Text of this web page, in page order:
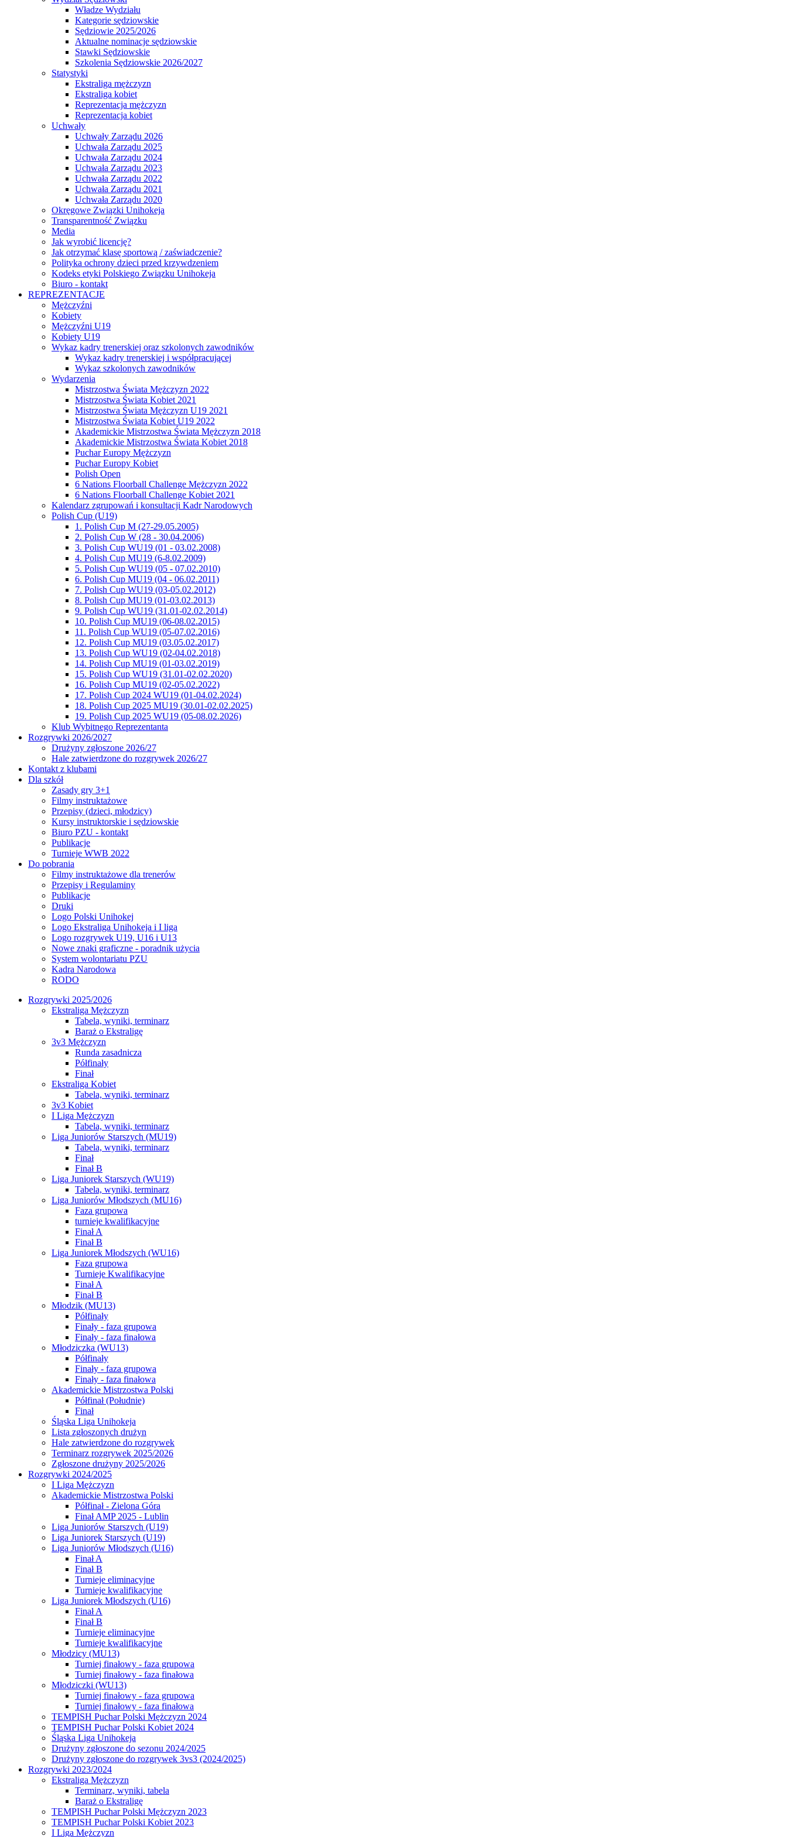
Władze Wydziału
Kategorie sędziowskie
Sędziowie 2025/2026
Aktualne nominacje sędziowskie
Stawki Sędziowskie
Szkolenia Sędziowskie 2026/2027
Statystyki
Ekstraliga mężczyzn
Ekstraliga kobiet
Reprezentacja mężczyzn
Reprezentacja kobiet
Uchwały
Uchwały Zarządu 2026
Uchwała Zarządu 2025
Uchwała Zarządu 2024
Uchwała Zarządu 2023
Uchwała Zarządu 2022
Uchwała Zarządu 2021
Uchwała Zarządu 2020
Okręgowe Związki Unihokeja
Transparentność Związku
Media
Jak wyrobić licencję?
Jak otrzymać klasę sportową / zaświadczenie?
Polityka ochrony dzieci przed krzywdzeniem
Kodeks etyki Polskiego Związku Unihokeja
Biuro - kontakt
REPREZENTACJE
Mężczyźni
Kobiety
Mężczyźni U19
Kobiety U19
Wykaz kadry trenerskiej oraz szkolonych zawodników
Wykaz kadry trenerskiej i współpracującej
Wykaz szkolonych zawodników
Wydarzenia
Mistrzostwa Świata Mężczyzn 2022
Mistrzostwa Świata Kobiet 2021
Mistrzostwa Świata Mężczyzn U19 2021
Mistrzostwa Świata Kobiet U19 2022
Akademickie Mistrzostwa Świata Mężczyzn 2018
Akademickie Mistrzostwa Świata Kobiet 2018
Puchar Europy Mężczyzn
Puchar Europy Kobiet
Polish Open
6 Nations Floorball Challenge Mężczyzn 2022
6 Nations Floorball Challenge Kobiet 2021
Kalendarz zgrupowań i konsultacji Kadr Narodowych
Polish Cup (U19)
1. Polish Cup M (27-29.05.2005)
2. Polish Cup W (28 - 30.04.2006)
3. Polish Cup WU19 (01 - 03.02.2008)
4. Polish Cup MU19 (6-8.02.2009)
5. Polish Cup WU19 (05 - 07.02.2010)
6. Polish Cup MU19 (04 - 06.02.2011)
7. Polish Cup WU19 (03-05.02.2012)
8. Polish Cup MU19 (01-03.02.2013)
9. Polish Cup WU19 (31.01-02.02.2014)
10. Polish Cup MU19 (06-08.02.2015)
11. Polish Cup WU19 (05-07.02.2016)
12. Polish Cup MU19 (03.05.02.2017)
13. Polish Cup WU19 (02-04.02.2018)
14. Polish Cup MU19 (01-03.02.2019)
15. Polish Cup WU19 (31.01-02.02.2020)
16. Polish Cup MU19 (02-05.02.2022)
17. Polish Cup 2024 WU19 (01-04.02.2024)
18. Polish Cup 2025 MU19 (30.01-02.02.2025)
19. Polish Cup 2025 WU19 (05-08.02.2026)
Klub Wybitnego Reprezentanta
Rozgrywki 2026/2027
Drużyny zgłoszone 2026/27
Hale zatwierdzone do rozgrywek 2026/27
Kontakt z klubami
Dla szkół
Zasady gry 3+1
Filmy instruktażowe
Przepisy (dzieci, młodzicy)
Kursy instruktorskie i sędziowskie
Biuro PZU - kontakt
Publikacje
Turnieje WWB 2022
Do pobrania
Filmy instruktażowe dla trenerów
Przepisy i Regulaminy
Publikacje
Druki
Logo Polski Unihokej
Logo Ekstraliga Unihokeja i I liga
Logo rozgrywek U19, U16 i U13
Nowe znaki graficzne - poradnik użycia
System wolontariatu PZU
Kadra Narodowa
RODO
Rozgrywki 2025/2026
Ekstraliga Mężczyzn
Tabela, wyniki, terminarz
Baraż o Ekstraligę
3v3 Mężczyzn
Runda zasadnicza
Półfinały
Finał
Ekstraliga Kobiet
Tabela, wyniki, terminarz
3v3 Kobiet
I Liga Mężczyzn
Tabela, wyniki, terminarz
Liga Juniorów Starszych (MU19)
Tabela, wyniki, terminarz
Finał
Finał B
Liga Juniorek Starszych (WU19)
Tabela, wyniki, terminarz
Liga Juniorów Młodszych (MU16)
Faza grupowa
turnieje kwalifikacyjne
Finał A
Finał B
Liga Juniorek Młodszych (WU16)
Faza grupowa
Turnieje Kwalifikacyjne
Finał A
Finał B
Młodzik (MU13)
Półfinały
Finały - faza grupowa
Finały - faza finałowa
Młodziczka (WU13)
Półfinały
Finały - faza grupowa
Finały - faza finałowa
Akademickie Mistrzostwa Polski
Półfinał (Południe)
Finał
Śląska Liga Unihokeja
Lista zgłoszonych drużyn
Hale zatwierdzone do rozgrywek
Terminarz rozgrywek 2025/2026
Zgłoszone drużyny 2025/2026
Rozgrywki 2024/2025
I Liga Mężczyzn
Akademickie Mistrzostwa Polski
Półfinał - Zielona Góra
Finał AMP 2025 - Lublin
Liga Juniorów Starszych (U19)
Liga Juniorek Starszych (U19)
Liga Juniorów Młodszych (U16)
Finał A
Finał B
Turnieje eliminacyjne
Turnieje kwalifikacyjne
Liga Juniorek Młodszych (U16)
Finał A
Finał B
Turnieje eliminacyjne
Turnieje kwalifikacyjne
Młodzicy (MU13)
Turniej finałowy - faza grupowa
Turniej finałowy - faza finałowa
Młodziczki (WU13)
Turniej finałowy - faza grupowa
Turniej finałowy - faza finałowa
TEMPISH Puchar Polski Mężczyzn 2024
TEMPISH Puchar Polski Kobiet 2024
Śląska Liga Unihokeja
Drużyny zgłoszone do sezonu 2024/2025
Drużyny zgłoszone do rozgrywek 3vs3 (2024/2025)
Rozgrywki 2023/2024
Ekstraliga Mężczyzn
Terminarz, wyniki, tabela
Baraż o Ekstraligę
TEMPISH Puchar Polski Mężczyzn 2023
TEMPISH Puchar Polski Kobiet 2023
I Liga Mężczyzn